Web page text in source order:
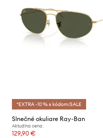
*EXTRA -10 % s kódom:SALE
Slnečné okuliare Ray-Ban
Aktuálna cena:
129,90 €